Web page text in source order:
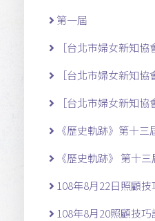
第一屆
［台北市婦女新知協
［台北市婦女新知協
［台北市婦女新知協
《歷史軌跡》第十三
《歷史軌跡》 第十
108年8月22日照顧技
108年8月20照顧技巧